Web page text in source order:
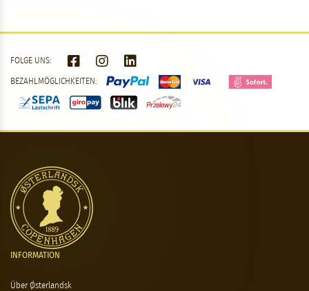
FOLGE UNS:
BEZAHLMÖGLICHKEITEN:
INFORMATION
Über Østerlandsk